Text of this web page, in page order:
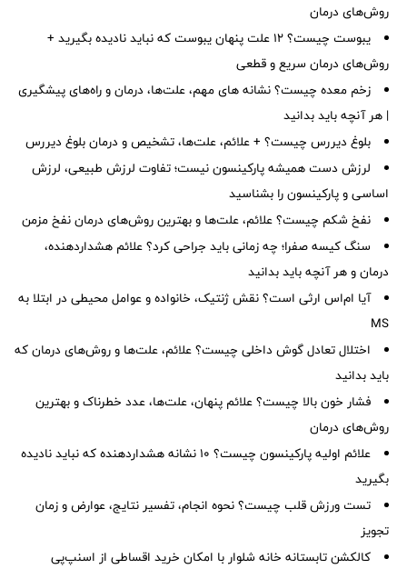
روش‌های درمان
یبوست چیست؟ ۱۲ علت پنهان یبوست که نباید نادیده بگیرید +
روش‌های درمان سریع و قطعی
زخم معده چیست؟ نشانه های مهم، علت‌ها، درمان و راه‌های پیشگیری
| هر آنچه باید بدانید
بلوغ دیررس چیست؟ + علائم، علت‌ها، تشخیص و درمان بلوغ دیررس
لرزش دست همیشه پارکینسون نیست؛ تفاوت لرزش طبیعی، لرزش
اساسی و پارکینسون را بشناسید
نفخ شکم چیست؟ علائم، علت‌ها و بهترین روش‌های درمان نفخ مزمن
سنگ کیسه صفرا؛ چه زمانی باید جراحی کرد؟ علائم هشداردهنده،
درمان و هر آنچه باید بدانید
آیا ام‌اس ارثی است؟ نقش ژنتیک، خانواده و عوامل محیطی در ابتلا به
MS
اختلال تعادل گوش داخلی چیست؟ علائم، علت‌ها و روش‌های درمان که
باید بدانید
فشار خون بالا چیست؟ علائم پنهان، علت‌ها، عدد خطرناک و بهترین
روش‌های درمان
علائم اولیه پارکینسون چیست؟ ۱۰ نشانه هشداردهنده که نباید نادیده
بگیرید
تست ورزش قلب چیست؟ نحوه انجام، تفسیر نتایج، عوارض و زمان
تجویز
کالکشن تابستانه خانه شلوار با امکان خرید اقساطی از اسنپ‌پی